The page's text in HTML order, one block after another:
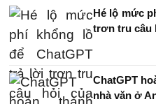
Hé lộ mức
trơn tru câu
ChatGPT
nhà văn ở